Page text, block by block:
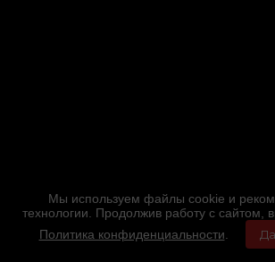
Мы используем файлы cookie и
технологии. Продолжив работу с сайтом,
Политика конфиденциальности